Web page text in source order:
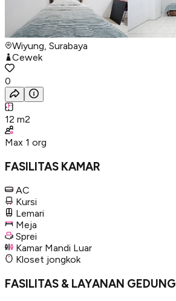
Wiyung, Surabaya
Cewek
0
12 m2
Max 1 org
FASILITAS KAMAR
AC
Kursi
Lemari
Meja
Sprei
Kamar Mandi Luar
Kloset jongkok
FASILITAS & LAYANAN GEDUNG